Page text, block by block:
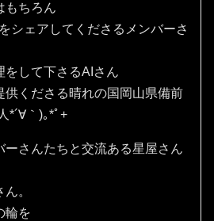
もちろん
シェアしてくださるメンバーさ
をして下さるAIさん
供くださる晴れの国岡山県備前
⁠*⁠´⁠∀⁠｀⁠)⁠｡⁠*ﾟ⁠+
ーさんたちと交流ある星屋さん
。
輪を